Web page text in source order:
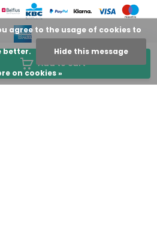
Add to cart
agree to the usage of cookies to
better. Hide this message
on cookies »